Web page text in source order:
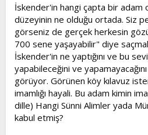
İskender'in hangi çapta bir adam
düzeyinin ne olduğu ortada. Siz
görseniz de gerçek herkesin
700 sene yaşayabilir" diye
İskender'in ne yaptığını ve bu
yapabileceğini ve
görüyor. Görünen köy kılavuz
imamlığı hayali. Bu adam kimin
dille) Hangi Sünni Alimler yada
kabul etmiş?